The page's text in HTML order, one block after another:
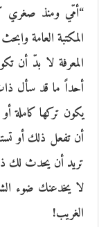
“أمّي ومنذ صغري
المكتبة العامة
المعرفة لا بدّ أن
أحداً ما قد سأل
يكون تركها كاملة
أن تفعل ذلك أو
تريد أن يحدث لك
لا يخدعنك ضوء
الغريب!